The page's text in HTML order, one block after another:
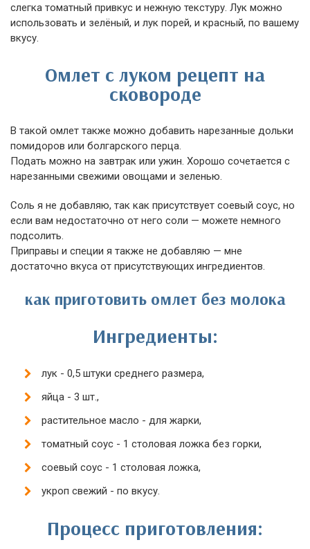
слегка томатный привкус и нежную текстуру. Лук можно
использовать и зелёный, и лук порей, и красный, по вашему
вкусу.
Омлет с луком рецепт на
сковороде
В такой омлет также можно добавить нарезанные дольки
помидоров или болгарского перца.
Подать можно на завтрак или ужин. Хорошо сочетается с
нарезанными свежими овощами и зеленью.
Соль я не добавляю, так как присутствует соевый соус, но
если вам недостаточно от него соли — можете немного
подсолить.
Приправы и специи я также не добавляю — мне
достаточно вкуса от присутствующих ингредиентов.
как приготовить омлет без молока
Ингредиенты:
лук - 0,5 штуки среднего размера,
яйца - 3 шт.,
растительное масло - для жарки,
томатный соус - 1 столовая ложка без горки,
соевый соус - 1 столовая ложка,
укроп свежий - по вкусу.
Процесс приготовления: